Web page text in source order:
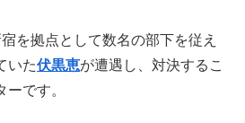
を拠点として数名の部下を従え
いた伏黒恵が遭遇し、対決するこ
です。